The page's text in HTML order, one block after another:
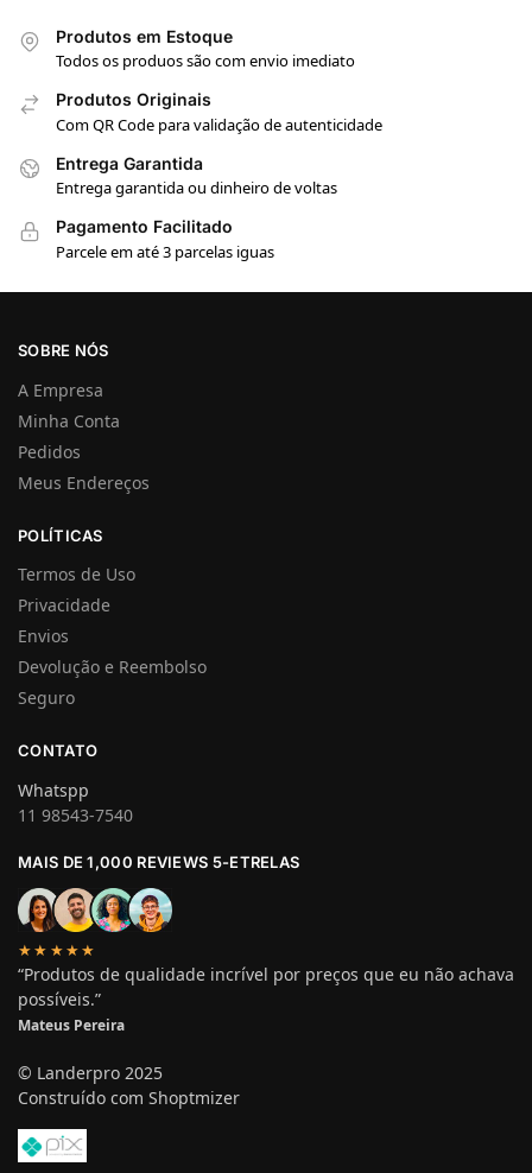
Produtos em Estoque
Todos os produos são com envio imediato
Produtos Originais
Com QR Code para validação de autenticidade
Entrega Garantida
Entrega garantida ou dinheiro de voltas
Pagamento Facilitado
Parcele em até 3 parcelas iguas
SOBRE NÓS
A Empresa
Minha Conta
Pedidos
Meus Endereços
POLÍTICAS
Termos de Uso
Privacidade
Envios
Devolução e Reembolso
Seguro
CONTATO
Whatspp
11 98543-7540
MAIS DE 1,000 REVIEWS 5-ETRELAS
★★★★★
“Produtos de qualidade incrível por preços que eu não achava
possíveis.”
Mateus Pereira
© Landerpro 2025
Construído com Shoptmizer